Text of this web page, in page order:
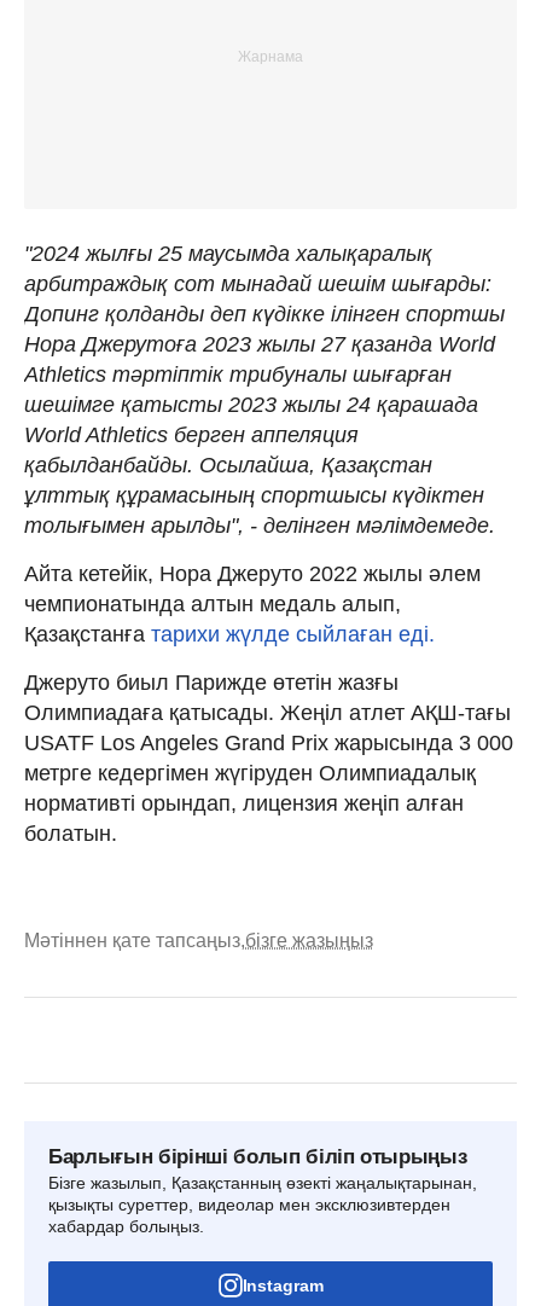
"2024 жылғы 25 маусымда халықаралық
арбитраждық сот мынадай шешім шығарды:
Допинг қолданды деп күдікке ілінген спортшы
Нора Джерутоға 2023 жылы 27 қазанда World
Athletics тәртіптік трибуналы шығарған
шешімге қатысты 2023 жылы 24 қарашада
World Athletics берген аппеляция
қабылданбайды. Осылайша, Қазақстан
ұлттық құрамасының спортшысы күдіктен
толығымен арылды", - делінген мәлімдемеде.
Айта кетейік, Нора Джеруто 2022 жылы әлем
чемпионатында алтын медаль алып,
Қазақстанға тарихи жүлде сыйлаған еді.
Джеруто биыл Парижде өтетін жазғы
Олимпиадаға қатысады. Жеңіл атлет АҚШ-тағы
USATF Los Angeles Grand Prix жарысында 3 000
метрге кедергімен жүгіруден Олимпиадалық
нормативті орындап, лицензия жеңіп алған
болатын.
Мәтіннен қате тапсаңыз,бізге жазыңыз
Барлығын бірінші болып біліп отырыңыз
Бізге жазылып, Қазақстанның өзекті жаңалықтарынан,
қызықты суреттер, видеолар мен эксклюзивтерден
хабардар болыңыз.
Instagram